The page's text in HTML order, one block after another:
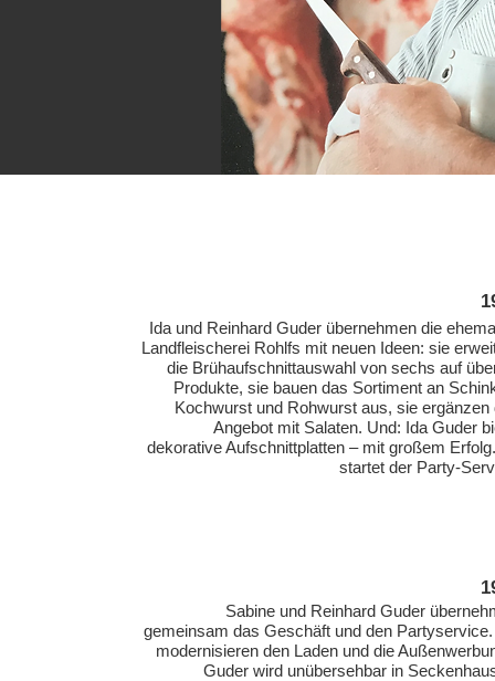
Ida und Reinhard Guder übernehmen die
Landfleischerei Rohlfs mit neuen Ideen: sie
die Brühaufschnittauswahl von sechs auf
Produkte, sie bauen das Sortiment an
Kochwurst und Rohwurst aus, sie ergänzen
Angebot mit Salaten. Und: Ida Guder
dekorative Aufschnittplatten – mit großem
startet der Party-
Sabine und Reinhard Guder
gemeinsam das Geschäft und den
modernisieren den Laden und die
Guder wird unübersehbar in